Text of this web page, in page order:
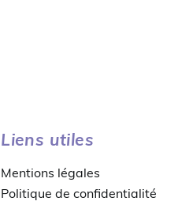
Liens utiles
Mentions légales
Politique de confidentialité